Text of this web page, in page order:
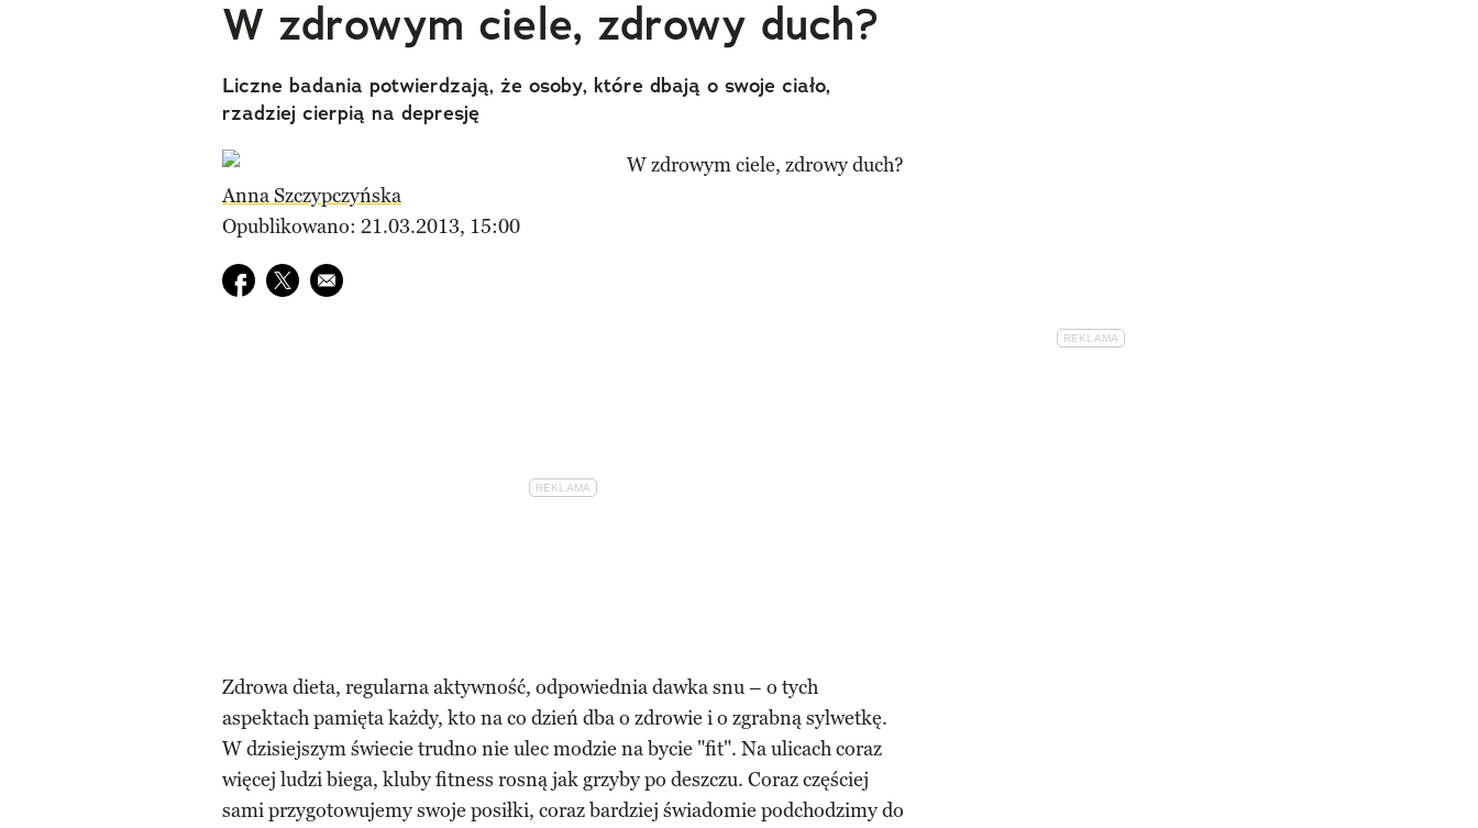
W zdrowym ciele, zdrowy duch?
Liczne badania potwierdzają, że osoby, które dbają o swoje ciało,
rzadziej cierpią na depresję
Anna Szczypczyńska
Opublikowano: 21.03.2013, 15:00
Udostępnij na facebook
Udostępnij na twitter
E-mail do przyjaciela
Zdrowa dieta, regularna aktywność, odpowiednia dawka snu – o tych
aspektach pamięta każdy, kto na co dzień dba o zdrowie i o zgrabną sylwetkę.
W dzisiejszym świecie trudno nie ulec modzie na bycie "fit". Na ulicach coraz
więcej ludzi biega, kluby fitness rosną jak grzyby po deszczu. Coraz częściej
sami przygotowujemy swoje posiłki, coraz bardziej świadomie podchodzimy do